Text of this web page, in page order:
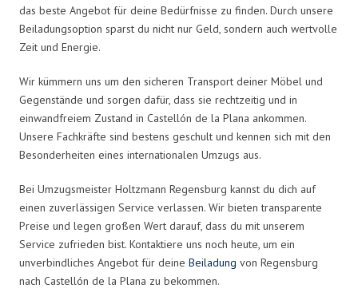
das beste Angebot für deine Bedürfnisse zu finden. Durch unsere
Beiladungsoption sparst du nicht nur Geld, sondern auch wertvolle
Zeit und Energie.
Wir kümmern uns um den sicheren Transport deiner Möbel und
Gegenstände und sorgen dafür, dass sie rechtzeitig und in
einwandfreiem Zustand in Castellón de la Plana ankommen.
Unsere Fachkräfte sind bestens geschult und kennen sich mit den
Besonderheiten eines internationalen Umzugs aus.
Bei Umzugsmeister Holtzmann Regensburg kannst du dich auf
einen zuverlässigen Service verlassen. Wir bieten transparente
Preise und legen großen Wert darauf, dass du mit unserem
Service zufrieden bist. Kontaktiere uns noch heute, um ein
unverbindliches Angebot für deine Beiladung von Regensburg
nach Castellón de la Plana zu bekommen.